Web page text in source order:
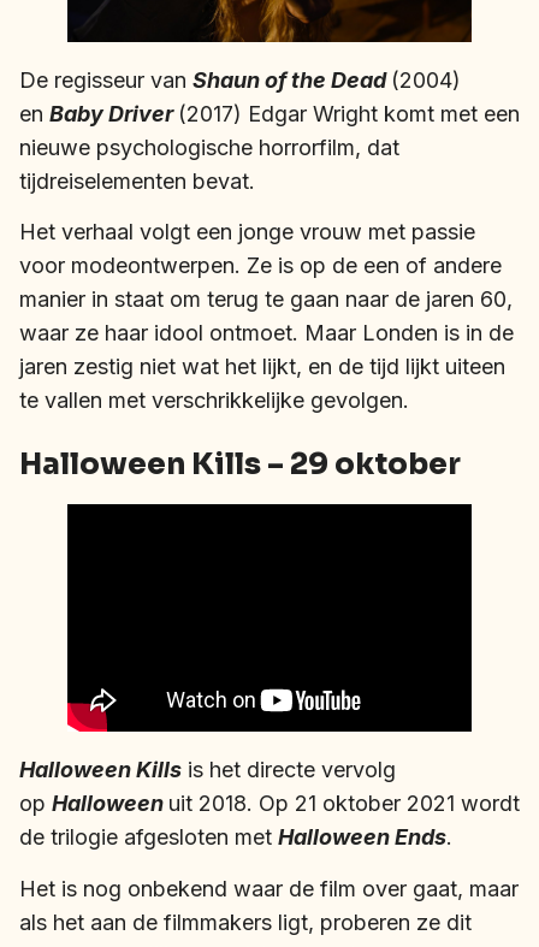
De regisseur van Shaun of the Dead (2004)
en Baby Driver (2017) Edgar Wright komt met een
nieuwe psychologische horrorfilm, dat
tijdreiselementen bevat.
Het verhaal volgt een jonge vrouw met passie
voor modeontwerpen. Ze is op de een of andere
manier in staat om terug te gaan naar de jaren 60,
waar ze haar idool ontmoet. Maar Londen is in de
jaren zestig niet wat het lijkt, en de tijd lijkt uiteen
te vallen met verschrikkelijke gevolgen.
Halloween Kills – 29 oktober
Halloween Kills is het directe vervolg
op Halloween uit 2018. Op 21 oktober 2021 wordt
de trilogie afgesloten met Halloween Ends.
Het is nog onbekend waar de film over gaat, maar
als het aan de filmmakers ligt, proberen ze dit